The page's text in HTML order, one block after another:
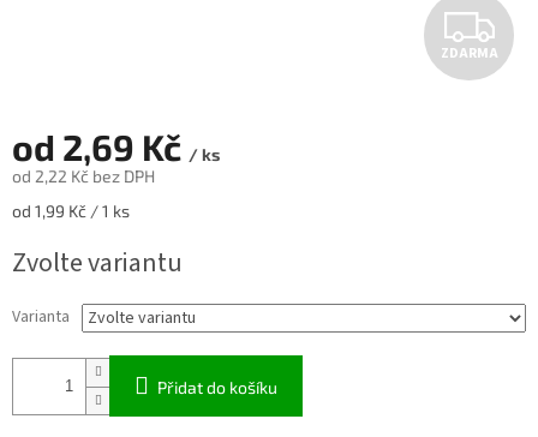
Z
D
ZDARMA
od 2,69 Kč / ks
od 2,22 Kč bez DPH
Měrná
od 1,99 Kč / 1 ks
Zvolte variantu
Varianta
Přidat do košíku